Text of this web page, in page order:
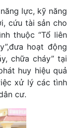
lực, kỹ năng
cứu tài sản cho
thuộc “Tổ liên
hoạt động
chữa cháy” tại
huy hiệu quả
xử lý các tình
cư.